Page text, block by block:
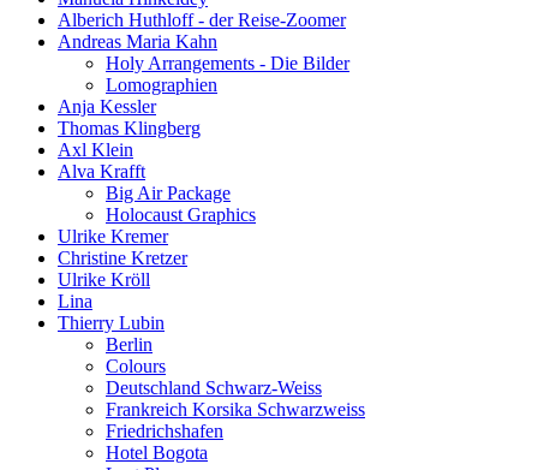
Alberich Huthloff - der Reise-Zoomer
Andreas Maria Kahn
Holy Arrangements - Die Bilder
Lomographien
Anja Kessler
Thomas Klingberg
Axl Klein
Alva Krafft
Big Air Package
Holocaust Graphics
Ulrike Kremer
Christine Kretzer
Ulrike Kröll
Lina
Thierry Lubin
Berlin
Colours
Deutschland Schwarz-Weiss
Frankreich Korsika Schwarzweiss
Friedrichshafen
Hotel Bogota